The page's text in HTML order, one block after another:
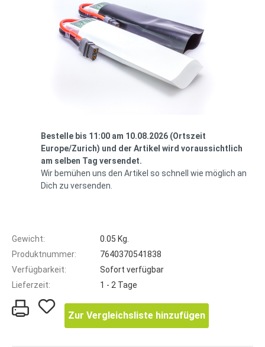
Bestelle bis 11:00 am 10.08.2026 (Ortszeit
Europe/Zurich) und der Artikel wird voraussichtlich
am selben Tag versendet.
Wir bemühen uns den Artikel so schnell wie möglich an
Dich zu versenden.
Gewicht:
0.05 Kg.
Produktnummer:
7640370541838
Verfügbarkeit:
Sofort verfügbar
Lieferzeit:
1 - 2 Tage
Zur Vergleichsliste hinzufügen